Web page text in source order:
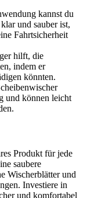
kannst du
und sauber ist,
Fahrtsicherheit
hilft, die
indem er
könnten.
und können leicht
Produkt für jede
saubere
Wischerblätter und
Investiere in
und komfortabel